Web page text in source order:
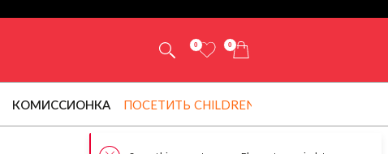
0 0
КОМИССИОНКА ПОСЕТИТЬ CHILDRENSALON